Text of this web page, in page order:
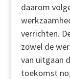
daarom
verrichten.
zowel de
van uitgaan
toekomst